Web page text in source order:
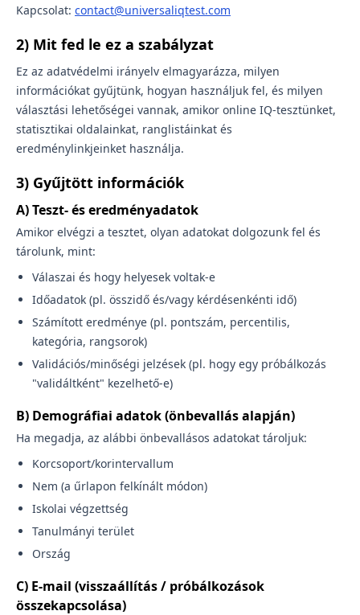
Kapcsolat: contact@universaliqtest.com
2) Mit fed le ez a szabályzat
Ez az adatvédelmi irányelv elmagyarázza, milyen
információkat gyűjtünk, hogyan használjuk fel, és milyen
választási lehetőségei vannak, amikor online IQ-tesztünket,
statisztikai oldalainkat, ranglistáinkat és
eredménylinkjeinket használja.
3) Gyűjtött információk
A) Teszt- és eredményadatok
Amikor elvégzi a tesztet, olyan adatokat dolgozunk fel és
tárolunk, mint:
Válaszai és hogy helyesek voltak-e
Időadatok (pl. összidő és/vagy kérdésenkénti idő)
Számított eredménye (pl. pontszám, percentilis,
kategória, rangsorok)
Validációs/minőségi jelzések (pl. hogy egy próbálkozás
"validáltként" kezelhető-e)
B) Demográfiai adatok (önbevallás alapján)
Ha megadja, az alábbi önbevallásos adatokat tároljuk:
Korcsoport/korintervallum
Nem (a űrlapon felkínált módon)
Iskolai végzettség
Tanulmányi terület
Ország
C) E-mail (visszaállítás / próbálkozások
összekapcsolása)